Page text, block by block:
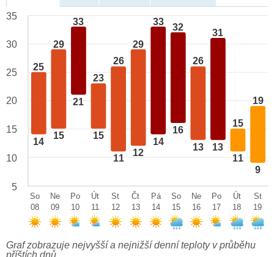
25
14
29
15
33
21
23
15
26
11
29
12
33
14
32
16
26
13
31
13
15
11
19
9
35
30
25
20
15
10
5
So
08
Ne
09
Po
10
Út
11
St
12
Čt
13
Pá
14
So
15
Ne
16
Po
17
Út
18
St
19
Graf zobrazuje nejvyšší a nejnižší denní teploty v průběhu